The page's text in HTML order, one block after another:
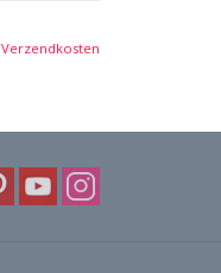
Verzendkosten